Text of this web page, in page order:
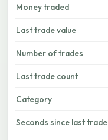
Money traded
Last trade value
Number of trades
Last trade count
Category
Seconds since last trade